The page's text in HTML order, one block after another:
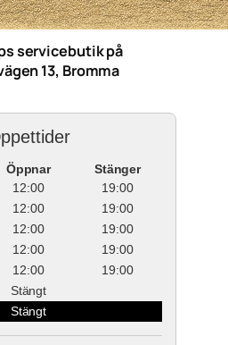
servicebutik på
13, Bromma
Öppnar
Stänger
12:00
19:00
12:00
19:00
12:00
19:00
12:00
19:00
12:00
19:00
Stängt
Stängt